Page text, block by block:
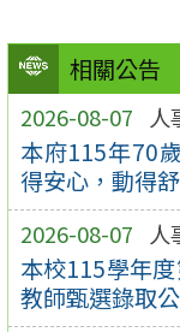
相關公告
2026-08-07 人
本府115年70
得安心，動得舒
2026-08-07 人
本校115學年
教師甄選錄取